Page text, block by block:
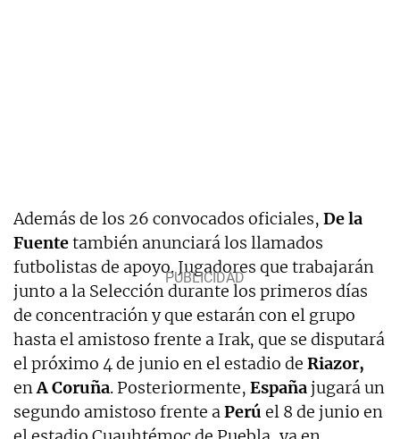
Además de los 26 convocados oficiales, De la
Fuentetambién anunciará los llamados
futbolistas de apoyo. Jugadores que trabajarán
junto a la Selección durante los primeros días
de concentración y que estarán con el grupo
hasta el amistoso frente a Irak, que se disputará
el próximo 4 de junio en el estadio de Riazor,
enA Coruña. Posteriormente, Españajugará un
segundo amistoso frente aPerú el 8 de junio en